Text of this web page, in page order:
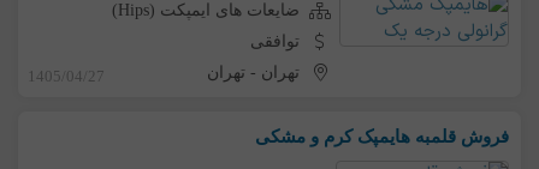
ضایعات های ایمپکت (Hips)
توافقی
تهران - تهران 1405/04/27
فروش قلمبه هایمپک کرم و مشکی